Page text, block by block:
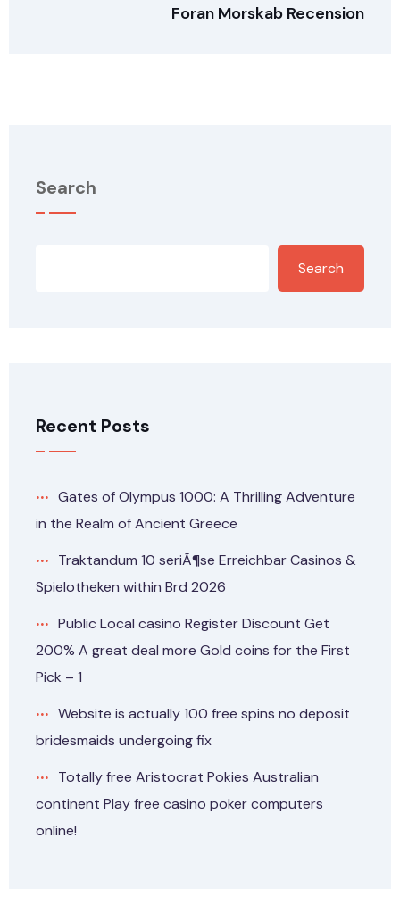
Foran Morskab Recension
Search
Search
Recent Posts
Gates of Olympus 1000: A Thrilling Adventure
in the Realm of Ancient Greece
Traktandum 10 seriÃ¶se Erreichbar Casinos &
Spielotheken within Brd 2026
Public Local casino Register Discount Get
200% A great deal more Gold coins for the First
Pick – 1
Website is actually 100 free spins no deposit
bridesmaids undergoing fix
Totally free Aristocrat Pokies Australian
continent Play free casino poker computers
online!